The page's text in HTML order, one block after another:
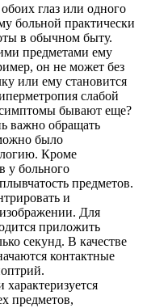
глаз или одного
больной практически
в обычном быту.
предметами ему
он не может без
или ему становится
слабой
симптомы бывают еще?
важно обращать
было
Кроме
у больного
предметов.
и
Для
приложить
секунд. В качестве
контактные
предметов,